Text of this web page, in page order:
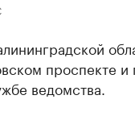
проспекте и
ведомства.